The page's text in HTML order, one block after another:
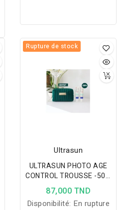
Rupture de stock
Ultrasun
ULTRASUN PHOTO AGE
CONTROL TROUSSE -50%
SUR LA DEUXIÈME
87,000 TND
Disponibilité: En rupture